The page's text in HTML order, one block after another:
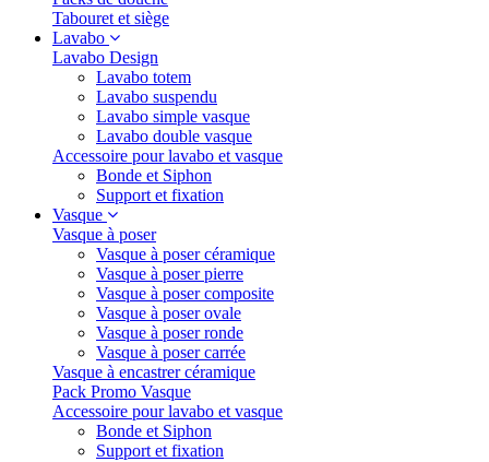
Tabouret et siège
Lavabo
Lavabo Design
Lavabo totem
Lavabo suspendu
Lavabo simple vasque
Lavabo double vasque
Accessoire pour lavabo et vasque
Bonde et Siphon
Support et fixation
Vasque
Vasque à poser
Vasque à poser céramique
Vasque à poser pierre
Vasque à poser composite
Vasque à poser ovale
Vasque à poser ronde
Vasque à poser carrée
Vasque à encastrer céramique
Pack Promo Vasque
Accessoire pour lavabo et vasque
Bonde et Siphon
Support et fixation